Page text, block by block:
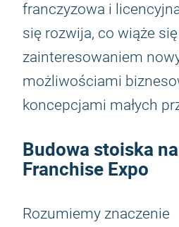
franczyzowa i
się rozwija, co wiąże
zainteresowaniem
możliwościami
koncepcjami małych
Budowa stoiska
Franchise Expo
Rozumiemy znaczenie